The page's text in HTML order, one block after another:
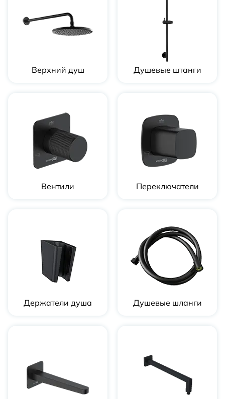
Верхний душ Душевые штанги
Вентили Переключатели
Держатели душа Душевые шланги